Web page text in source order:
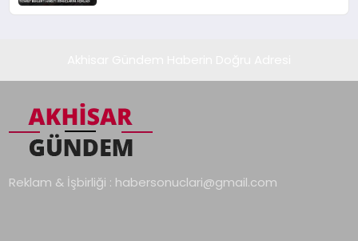
Reklam & İşbirliği : habersonuclari@gmail.com